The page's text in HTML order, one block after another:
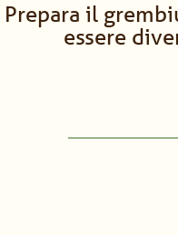
Prepara il
essere